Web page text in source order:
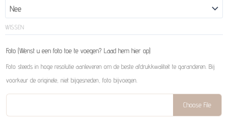
WISSEN
Foto (Wenst u een foto toe te voegen? Laad hem hier op)
Foto steeds in hoge resolutie aanleveren om de beste afdrukkwaliteit te garanderen. Bij
voorkeur de originele, niet bijgesneden, foto bijvoegen.
Choose File